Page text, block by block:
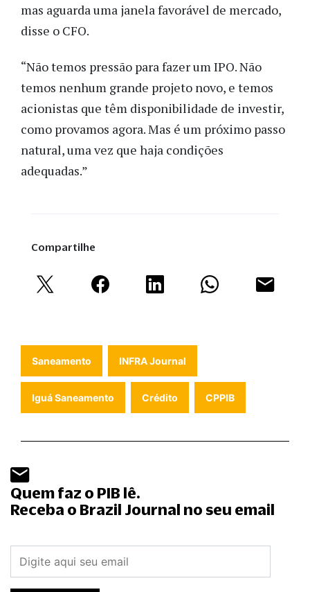
mas aguarda uma janela favorável de mercado,
disse o CFO.
“Não temos pressão para fazer um IPO. Não
temos nenhum grande projeto novo, e temos
acionistas que têm disponibilidade de investir,
como provamos agora. Mas é um próximo passo
natural, uma vez que haja condições
adequadas.”
Compartilhe
Saneamento INFRA Journal
Iguá Saneamento Crédito CPPIB
Quem faz o PIB lê.
Receba o Brazil Journal no seu email